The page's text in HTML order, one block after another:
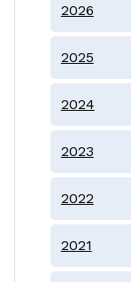
2026
2025
2024
2023
2022
2021